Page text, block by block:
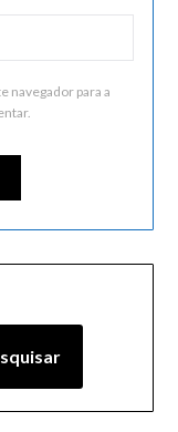
navegador para a